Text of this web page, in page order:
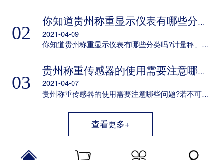
02
你知道贵州称重显示仪表有哪些分类吗
2021-04-09
你知道贵州称重显示仪表有哪些分类吗?计量秤、定量包装机、电子吊秤、电子器件汽车衡、电子器件案秤、皮带秤、动态轨道衡称重显示仪表以及它专用型称重显示仪表。
03
贵州称重传感器的使用需要注意哪些问题
2021-04-07
贵州称重传感器的使用需要注意哪些问题?若不可以确保这一点，则应考虑到在他们中间设定障板防护之，并在箱身体安装 散热风扇。用于精确测量传感器輸出数据信号的电子电路，应尽量配备单独的供电系统变电器，而不必和交流接触器等机器设备同用同一主开关电源。
查看更多+